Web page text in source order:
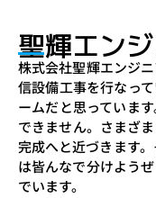
聖輝エン
株式会社聖輝エンジ
信設備工事を行なっ
ームだと思っていま
できません。さまざ
完成へと近づきます
は皆んなで分けよう
でいます。